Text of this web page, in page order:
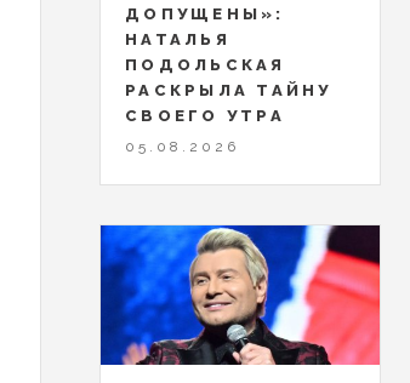
ДОПУЩЕНЫ»:
НАТАЛЬЯ
ПОДОЛЬСКАЯ
РАСКРЫЛА ТАЙНУ
СВОЕГО УТРА
05.08.2026